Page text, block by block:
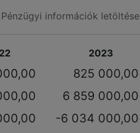
Pénzügyi információk letöltése
2023
825 000,00
6 859 000,00
-6 034 000,00